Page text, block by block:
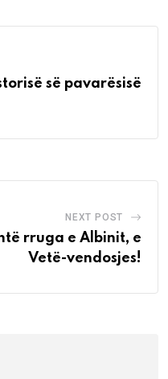
së pavarësisë
NEXT POST
rruga e Albinit, e
Vetë-vendosjes!